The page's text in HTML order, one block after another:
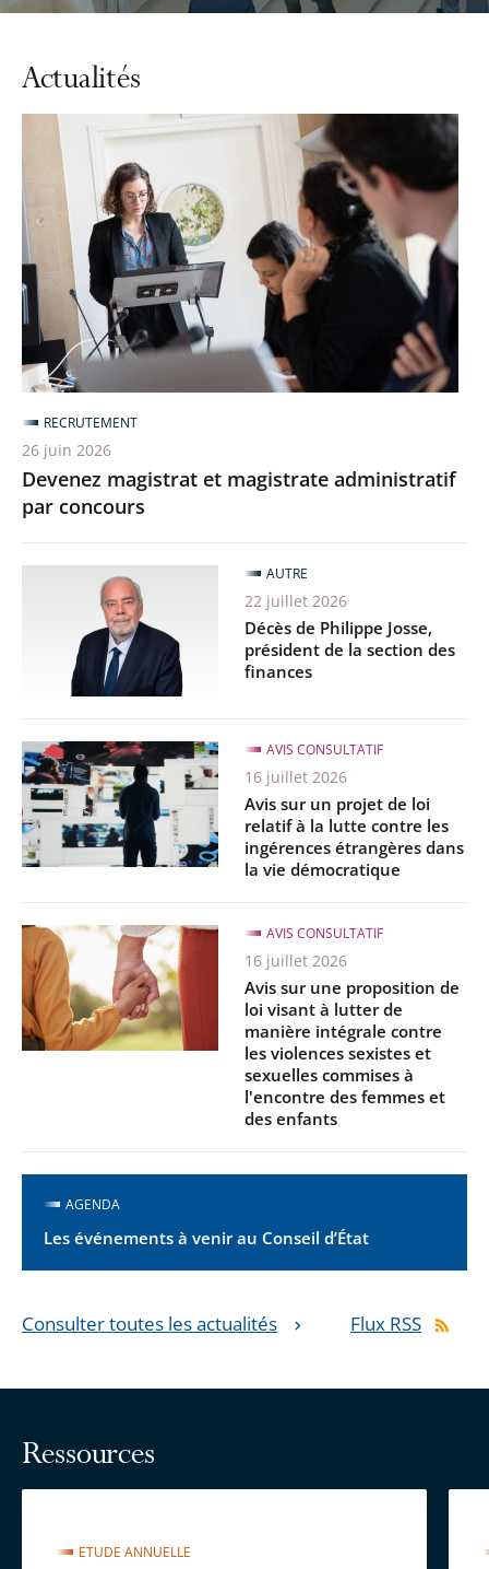
Actualités
Devenez magistrat et magistrate administratif
par concours
RECRUTEMENT
26 juin 2026
Décès de Philippe Josse,
président de la section des
finances
AUTRE
22 juillet 2026
Avis sur un projet de loi
relatif à la lutte contre les
ingérences étrangères dans
la vie démocratique
AVIS CONSULTATIF
16 juillet 2026
Avis sur une proposition de
loi visant à lutter de
manière intégrale contre
les violences sexistes et
sexuelles commises à
l'encontre des femmes et
des enfants
AVIS CONSULTATIF
16 juillet 2026
AGENDA
Les événements à venir au Conseil d’État
Consulter toutes les actualités Flux RSS
Ressources
ETUDE ANNUELLE